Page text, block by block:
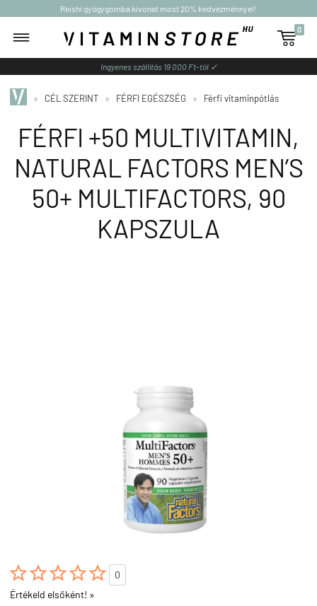
Reishi gyógygomba kivonat most 20% kedvezménnyel!

0
Ingyenes szállítás 19 000 Ft-tól ✓
» CÉL SZERINT » FÉRFI EGÉSZSÉG » Férfi vitaminpótlás
FÉRFI +50 MULTIVITAMIN,
NATURAL FACTORS MEN’S
50+ MULTIFACTORS, 90
KAPSZULA

0
Értékeld elsőként! »